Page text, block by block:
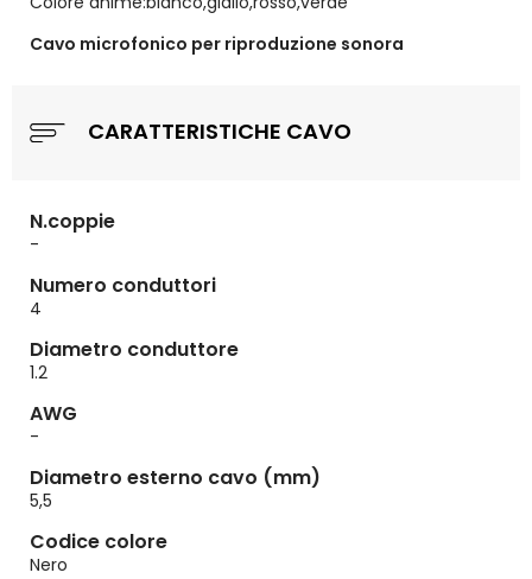
Cavo microfonico per riproduzione sonora
CARATTERISTICHE CAVO
N.coppie
-
Numero conduttori
4
Diametro conduttore
1.2
AWG
-
Diametro esterno cavo (mm)
5,5
Codice colore
Nero